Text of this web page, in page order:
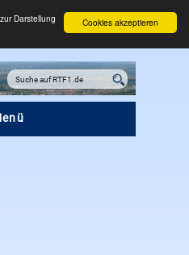
Cookies akzeptieren
Darstellung